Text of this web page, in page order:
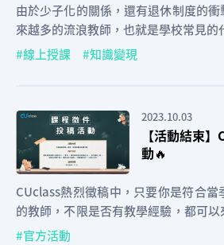
由於少子化的關係，還有退休制度的
來越多的流浪教師，也就是學校常見
線上授課
知識變現
2023.10.03
【活動結束
動🔥
CUclass熱烈徵稿中，只要你是符合
的教師，不限是否有教學經驗，都可以
日後開始進行評選，成功通過我們審
官方活動